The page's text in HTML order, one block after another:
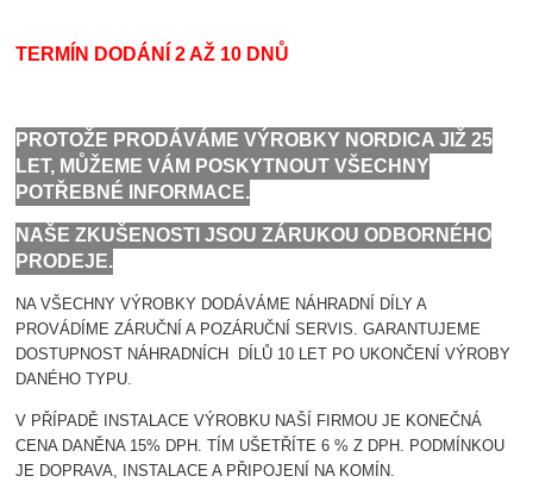
TERMÍN DODÁNÍ 2 AŽ 10 DNŮ
PROTOŽE PRODÁVÁME VÝROBKY NORDICA JIŽ 25
LET, MŮŽEME VÁM POSKYTNOUT VŠECHNY
POTŘEBNÉ INFORMACE.
NAŠE ZKUŠENOSTI JSOU ZÁRUKOU ODBORNÉHO
PRODEJE.
NA VŠECHNY VÝROBKY DODÁVÁME NÁHRADNÍ DÍLY A
PROVÁDÍME ZÁRUČNÍ A POZÁRUČNÍ SERVIS. GARANTUJEME
DOSTUPNOST NÁHRADNÍCH DÍLŮ 10 LET PO UKONČENÍ VÝROBY
DANÉHO TYPU.
V PŘÍPADĚ INSTALACE VÝROBKU NAŠÍ FIRMOU JE KONEČNÁ
CENA DANĚNA 15% DPH. TÍM UŠETŘÍTE 6 % Z DPH. PODMÍNKOU
JE DOPRAVA, INSTALACE A PŘIPOJENÍ NA KOMÍN.